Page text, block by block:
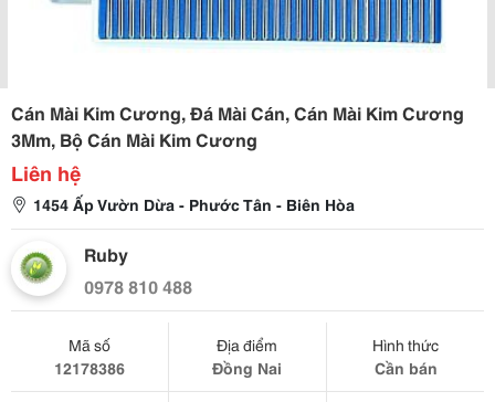
Cán Mài Kim Cương, Đá Mài Cán, Cán Mài Kim Cương
3Mm, Bộ Cán Mài Kim Cương
Liên hệ
1454 Ấp Vườn Dừa - Phước Tân - Biên Hòa
Ruby
0978 810 488
Mã số
12178386
Địa điểm
Đồng Nai
Hình thức
Cần bán